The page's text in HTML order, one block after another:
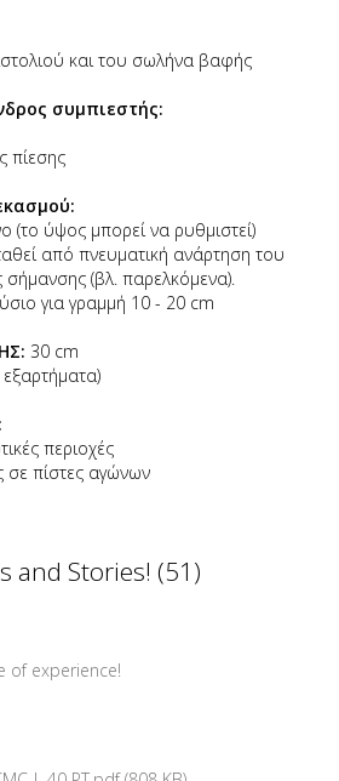
και του σωλήνα βαφής
συμπιεστής:
πίεσης
(το ύψος μπορεί να ρυθμιστεί)
από πνευματική ανάρτηση του
σήμανσης (βλ. παρελκόμενα).
για γραμμή 10 - 20 cm
30 cm
περιοχές
πίστες αγώνων
and Stories! (51)
of experience!